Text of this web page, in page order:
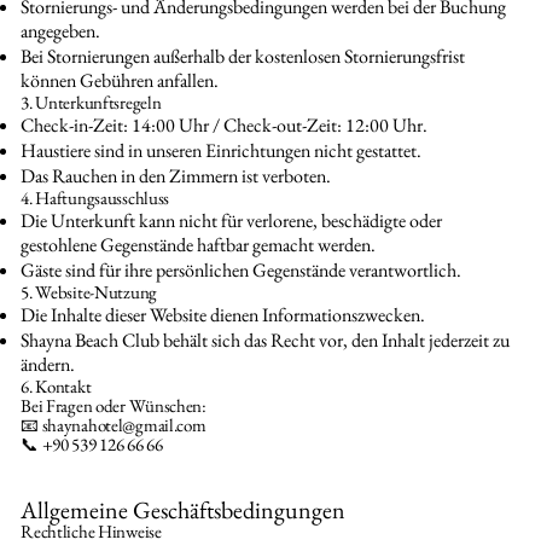
Stornierungs- und Änderungsbedingungen werden bei der Buchung
angegeben.
Bei Stornierungen außerhalb der kostenlosen Stornierungsfrist
können Gebühren anfallen.
3. Unterkunftsregeln
Check-in-Zeit: 14:00 Uhr / Check-out-Zeit: 12:00 Uhr.
Haustiere sind in unseren Einrichtungen nicht gestattet.
Das Rauchen in den Zimmern ist verboten.
4. Haftungsausschluss
Die Unterkunft kann nicht für verlorene, beschädigte oder
gestohlene Gegenstände haftbar gemacht werden.
Gäste sind für ihre persönlichen Gegenstände verantwortlich.
5. Website-Nutzung
Die Inhalte dieser Website dienen Informationszwecken.
Shayna Beach Club behält sich das Recht vor, den Inhalt jederzeit zu
ändern.
6. Kontakt
Bei Fragen oder Wünschen:
📧 shaynahotel@gmail.com
📞 +90 539 126 66 66
Allgemeine Geschäftsbedingungen
Rechtliche Hinweise